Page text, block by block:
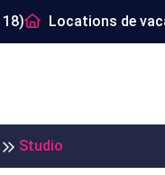
Locations de
Studio